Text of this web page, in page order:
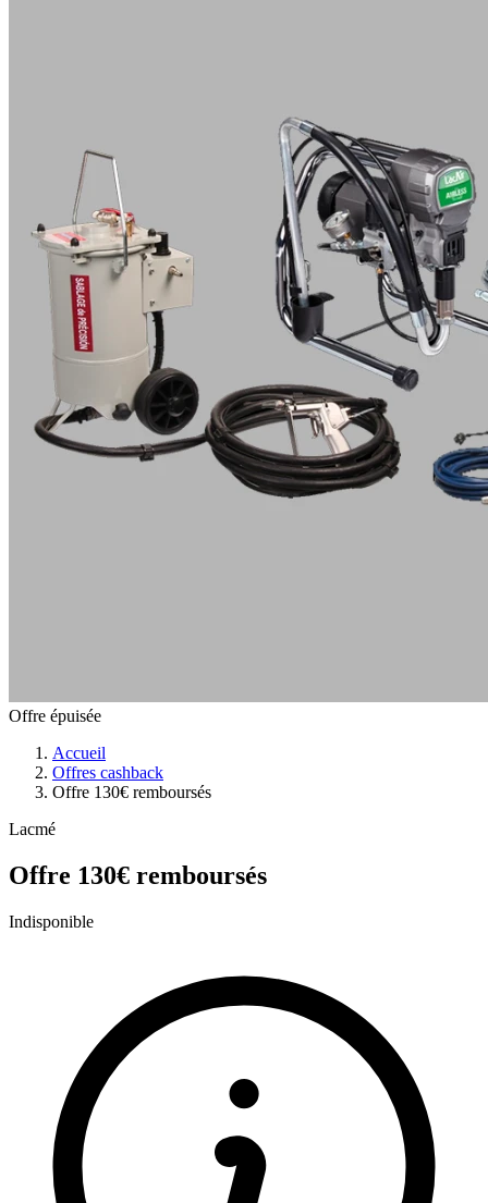
Offre épuisée
Accueil
Offres cashback
Offre 130€ remboursés
Lacmé
Offre 130€ remboursés
Indisponible